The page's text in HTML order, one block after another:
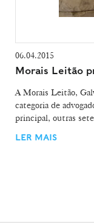
06.04.2015
Morais Leitão
A Morais Leitão,
categoria de
principal, outras
LER MAIS